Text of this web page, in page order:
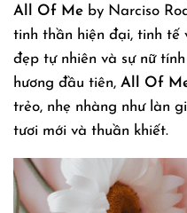
All Of Me by Narciso
tinh thần hiện đại, tinh tế
đẹp tự nhiên và sự nữ
hương đầu tiên, All Of
trẻo, nhẹ nhàng như làn
tươi mới và thuần khiết.